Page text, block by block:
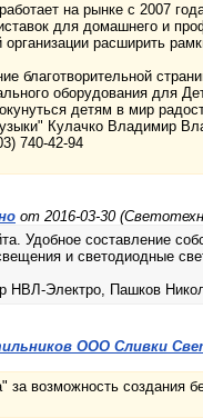
на рынке с 2007
для домашнего и
расширить
благотворительной
оборудования для
детям в мир
Кулачко Владимир
740-42-94
от 2016-03-30
Удобное составление
и светодиодные
НВЛ-Электро, Пашков
ООО Сливки
за возможность создания